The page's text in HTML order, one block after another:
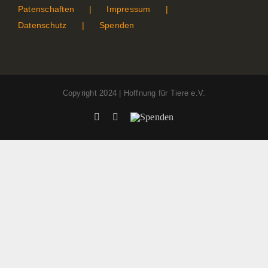
Patenschaften
Impressum
Datenschutz
Spenden
Copyright 2024 | Hoffnung für Tiere e.V.
FacebookInstagram
Spenden